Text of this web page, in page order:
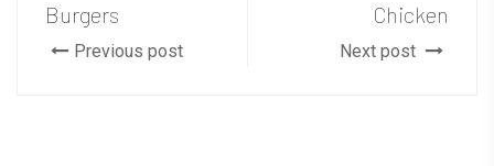
Burgers
Previous post
Chicken
Next post